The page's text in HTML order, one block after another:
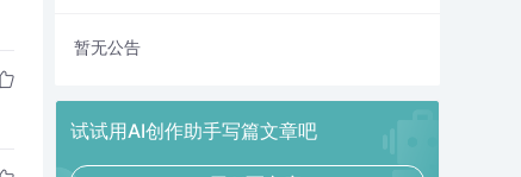
暂无公告
试试用AI创作助手写篇文章吧